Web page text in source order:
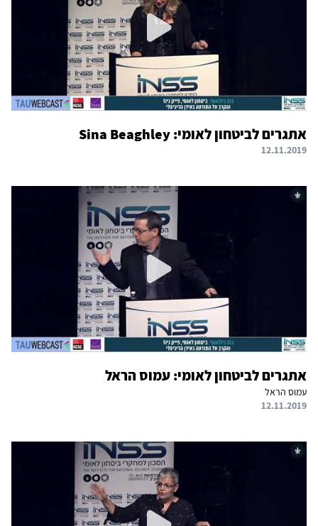
אתגרים לביטחון לאומי: Sina Beaghley
12.11.2019
אתגרים לביטחון לאומי: עמוס הראל
עמוס הראל
12.11.2019